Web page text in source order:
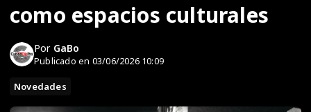
como espacios culturales
Por GaBo
Publicado en 03/06/2026 10:09
Novedades